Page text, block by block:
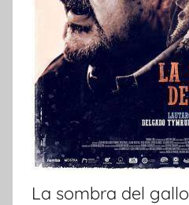
La sombra del gallo